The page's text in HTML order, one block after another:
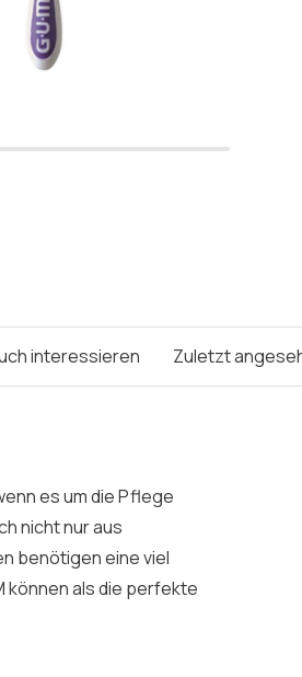
interessieren Zuletzt
es um die Pflege
nicht nur aus
benötigen eine viel
können als die perfekte